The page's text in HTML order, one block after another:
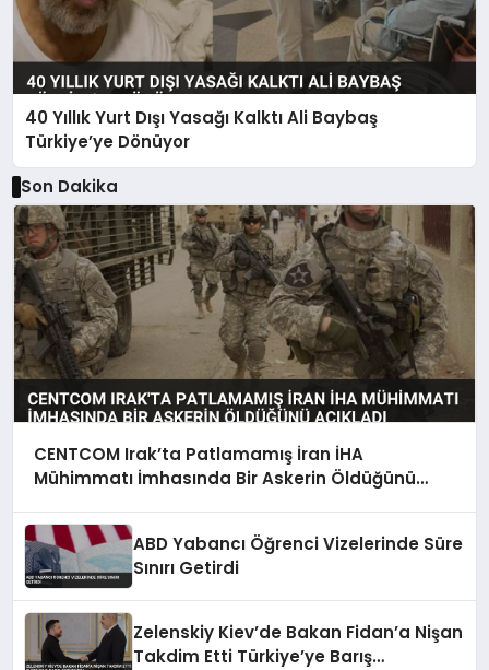
40 Yıllık Yurt Dışı Yasağı Kalktı Ali Baybaş
Türkiye’ye Dönüyor
Son Dakika
CENTCOM Irak’ta Patlamamış İran İHA
Mühimmatı İmhasında Bir Askerin Öldüğünü
ABD Yabancı Öğrenci Vizelerinde Süre
Sınırı Getirdi
Zelenskiy Kiev’de Bakan Fidan’a Nişan
Takdim Etti Türkiye’ye Barış